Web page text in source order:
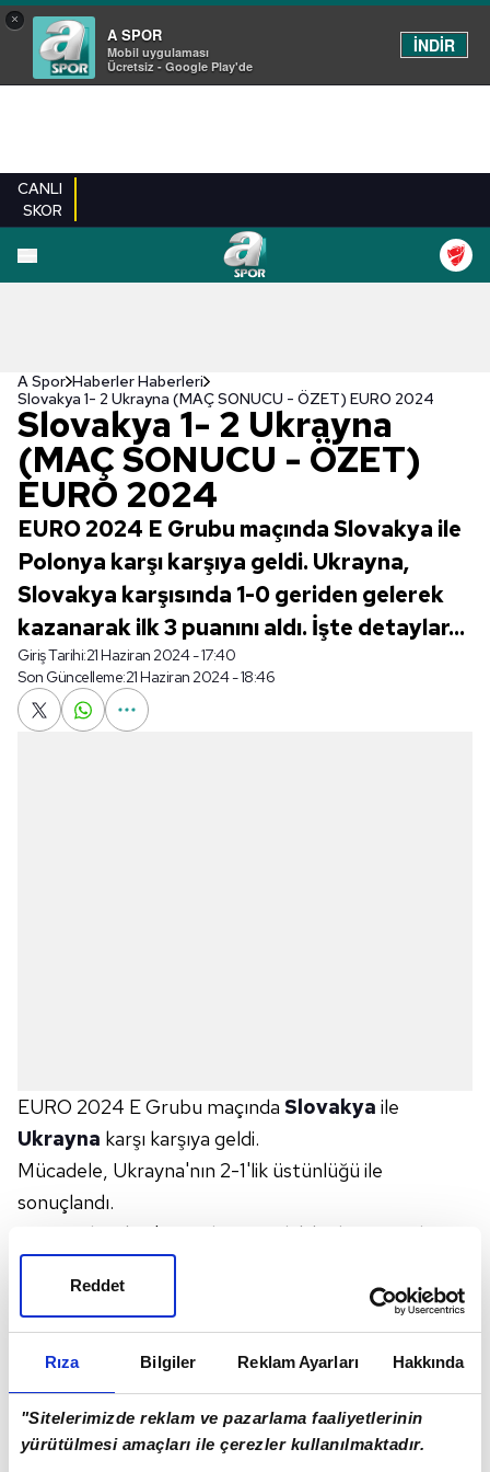
Rıza Bilgiler Reklam Ayarları Hakkında
"Sitelerimizde reklam ve pazarlama faaliyetlerinin
yürütülmesi amaçları ile çerezler kullanılmaktadır.
Reddet
×
A SPOR
Mobil uygulaması
Ücretsiz - Google Play'de
İNDİR
CANLI
SKOR
A Spor Haberler Haberleri
Slovakya 1- 2 Ukrayna (MAÇ SONUCU - ÖZET) EURO 2024
Slovakya 1- 2 Ukrayna
(MAÇ SONUCU - ÖZET)
EURO 2024
EURO 2024 E Grubu maçında Slovakya ile
Polonya karşı karşıya geldi. Ukrayna,
Slovakya karşısında 1-0 geriden gelerek
kazanarak ilk 3 puanını aldı. İşte detaylar...
Giriş Tarihi:21 Haziran 2024 - 17:40
Son Güncelleme:21 Haziran 2024 - 18:46
EURO 2024 E Grubu maçında Slovakya ile
Ukrayna karşı karşıya geldi.
Mücadele, Ukrayna'nın 2-1'lik üstünlüğü ile
sonuçlandı.
Maçta Slovakya'nın golünü 17. dakikada Ivan Schranz
kaydetti.
Ukrayna'nın gollerini ise 54. dakikada Mykola
Shaparenko ve 79. dakikada Roman Yaremchuk attı.
Slovakya bu beraberlikle 3 puanda kaldı.
Ukrayna ise ilk galibiyetini aldı ve 3 puana yükseldi.
E Grubu son maçında Slovakya,Romanyaile karşı
karşıya gelecek.